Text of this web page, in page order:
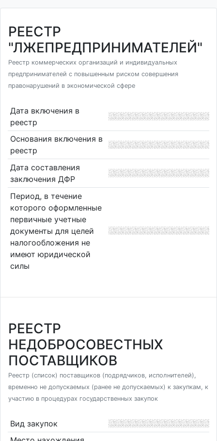
РЕЕСТР
"ЛЖЕПРЕДПРИНИМАТЕЛЕЙ"
Реестр коммерческих организаций и индивидуальных
предпринимателей с повышенным риском совершения
правонарушений в экономической сфере
Дата включения в
реестр
Основания включения в
реестр
Дата составления
заключения ДФР
Период, в течение
которого оформленные
первичные учетные
документы для целей
налогообложения не
имеют юридической
силы
РЕЕСТР
НЕДОБРОСОВЕСТНЫХ
ПОСТАВЩИКОВ
Реестр (список) поставщиков (подрядчиков, исполнителей),
временно не допускаемых (ранее не допускаемых) к закупкам, к
участию в процедурах государственных закупок
Вид закупок